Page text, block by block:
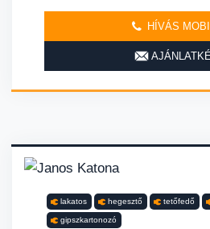
HÍVÁS
lakatos hegesztő tetőfedő
gipszkartonozó